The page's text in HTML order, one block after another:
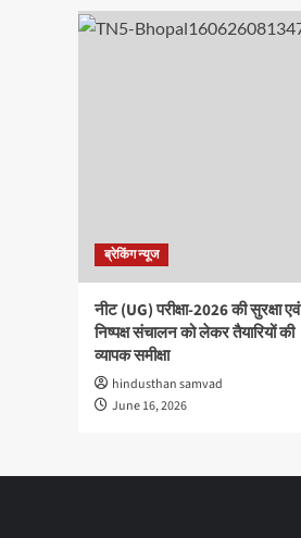
ब्रेकिंग न्यूज
नीट (UG) परीक्षा-2026 की सुरक्षा एवं
निष्पक्ष संचालन को लेकर तैयारियों की
व्यापक समीक्षा
hindusthan samvad
June 16, 2026